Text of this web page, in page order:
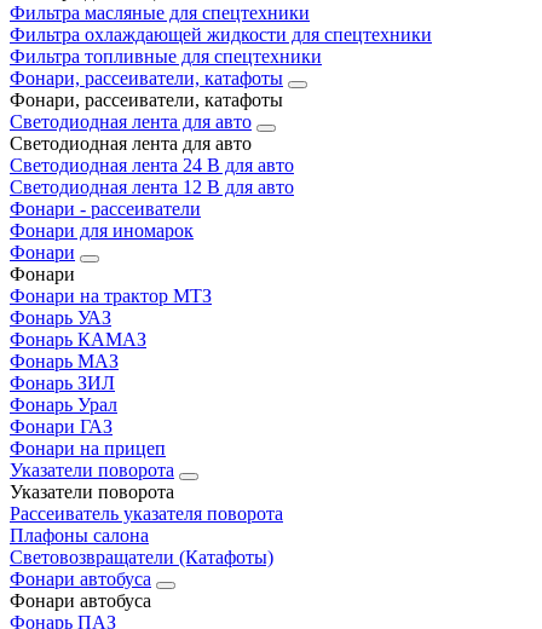
Фильтра масляные для спецтехники
Фильтра охлаждающей жидкости для спецтехники
Фильтра топливные для спецтехники
Фонари, рассеиватели, катафоты
Фонари, рассеиватели, катафоты
Светодиодная лента для авто
Светодиодная лента для авто
Светодиодная лента 24 В для авто
Светодиодная лента 12 В для авто
Фонари - рассеиватели
Фонари для иномарок
Фонари
Фонари
Фонари на трактор МТЗ
Фонарь УАЗ
Фонарь КАМАЗ
Фонарь МАЗ
Фонарь ЗИЛ
Фонарь Урал
Фонари ГАЗ
Фонари на прицеп
Указатели поворота
Указатели поворота
Рассеиватель указателя поворота
Плафоны салона
Световозвращатели (Катафоты)
Фонари автобуса
Фонари автобуса
Фонарь ПАЗ